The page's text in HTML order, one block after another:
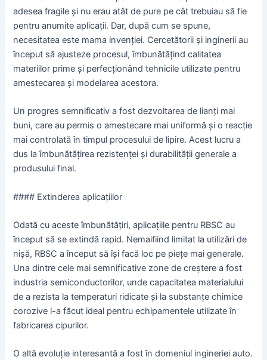
adesea fragile și nu erau atât de pure pe cât trebuiau să fie
pentru anumite aplicații. Dar, după cum se spune,
necesitatea este mama invenției. Cercetătorii și inginerii au
început să ajusteze procesul, îmbunătățind calitatea
materiilor prime și perfecționând tehnicile utilizate pentru
amestecarea și modelarea acestora.
Un progres semnificativ a fost dezvoltarea de lianți mai
buni, care au permis o amestecare mai uniformă și o reacție
mai controlată în timpul procesului de lipire. Acest lucru a
dus la îmbunătățirea rezistenței și durabilității generale a
produsului final.
#### Extinderea aplicațiilor
Odată cu aceste îmbunătățiri, aplicațiile pentru RBSC au
început să se extindă rapid. Nemaifiind limitat la utilizări de
nișă, RBSC a început să își facă loc pe piețe mai generale.
Una dintre cele mai semnificative zone de creștere a fost
industria semiconductorilor, unde capacitatea materialului
de a rezista la temperaturi ridicate și la substanțe chimice
corozive l-a făcut ideal pentru echipamentele utilizate în
fabricarea cipurilor.
O altă evoluție interesantă a fost în domeniul ingineriei auto.